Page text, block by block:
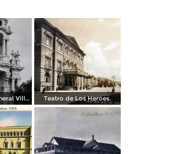
Mausoleo del General Villa en el panteon de La Regla ( Circulada el 11 de Junio de 1921 ). Teatro de Los Heroes.